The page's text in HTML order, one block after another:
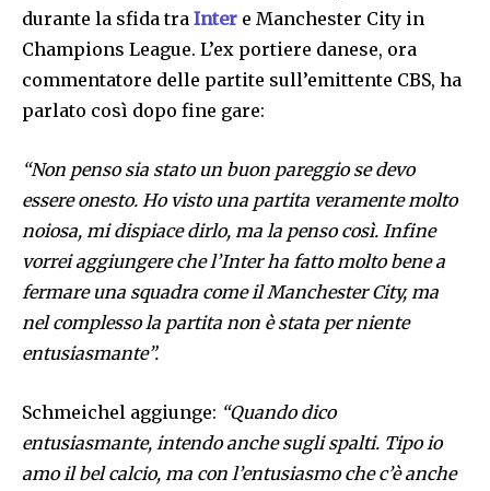
durante la sfida tra Inter e Manchester City in
Champions League. L’ex portiere danese, ora
commentatore delle partite sull’emittente CBS, ha
parlato così dopo fine gare:
“Non penso sia stato un buon pareggio se devo
essere onesto. Ho visto una partita veramente molto
noiosa, mi dispiace dirlo, ma la penso così. Infine
vorrei aggiungere che l’Inter ha fatto molto bene a
fermare una squadra come il Manchester City, ma
nel complesso la partita non è stata per niente
entusiasmante”.
Schmeichel aggiunge: “Quando dico
entusiasmante, intendo anche sugli spalti. Tipo io
amo il bel calcio, ma con l’entusiasmo che c’è anche